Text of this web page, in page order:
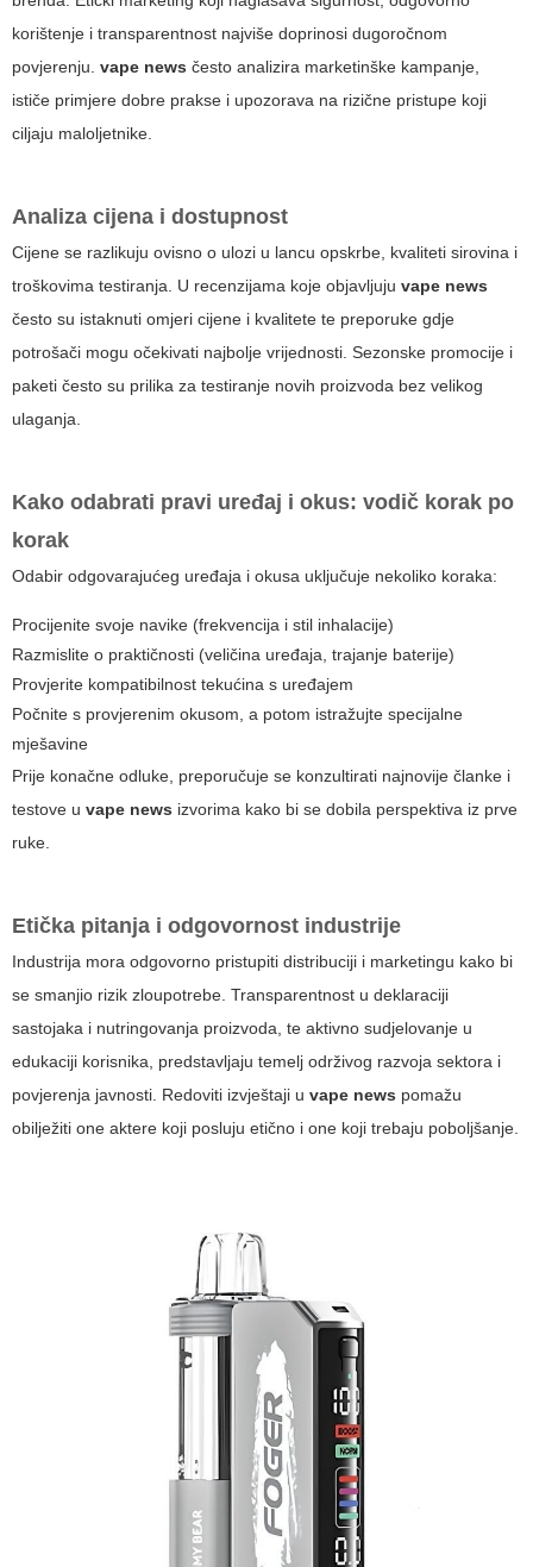
korištenje i transparentnost najviše doprinosi dugoročnom
povjerenju. vape news često analizira marketinške kampanje,
ističe primjere dobre prakse i upozorava na rizične pristupe koji
ciljaju maloljetnike.
Analiza cijena i dostupnost
Cijene se razlikuju ovisno o ulozi u lancu opskrbe, kvaliteti sirovina i
troškovima testiranja. U recenzijama koje objavljuju vape news
često su istaknuti omjeri cijene i kvalitete te preporuke gdje
potrošači mogu očekivati najbolje vrijednosti. Sezonske promocije i
paketi često su prilika za testiranje novih proizvoda bez velikog
ulaganja.
Kako odabrati pravi uređaj i okus: vodič korak po
korak
Odabir odgovarajućeg uređaja i okusa uključuje nekoliko koraka:
Procijenite svoje navike (frekvencija i stil inhalacije)
Razmislite o praktičnosti (veličina uređaja, trajanje baterije)
Provjerite kompatibilnost tekućina s uređajem
Počnite s provjerenim okusom, a potom istražujte specijalne
mješavine
Prije konačne odluke, preporučuje se konzultirati najnovije članke i
testove u vape news izvorima kako bi se dobila perspektiva iz prve
ruke.
Etička pitanja i odgovornost industrije
Industrija mora odgovorno pristupiti distribuciji i marketingu kako bi
se smanjio rizik zloupotrebe. Transparentnost u deklaraciji
sastojaka i nutringovanja proizvoda, te aktivno sudjelovanje u
edukaciji korisnika, predstavljaju temelj održivog razvoja sektora i
povjerenja javnosti. Redoviti izvještaji u vape news pomažu
obilježiti one aktere koji posluju etično i one koji trebaju poboljšanje.